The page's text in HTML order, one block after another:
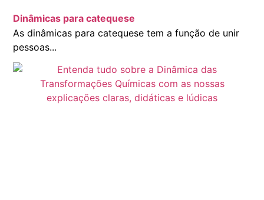
Dinâmicas para catequese
As dinâmicas para catequese tem a função de unir
pessoas...